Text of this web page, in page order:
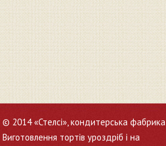
© 2014 «Стелсі», кондитерська фабрика
Виготовлення тортів уроздріб і на